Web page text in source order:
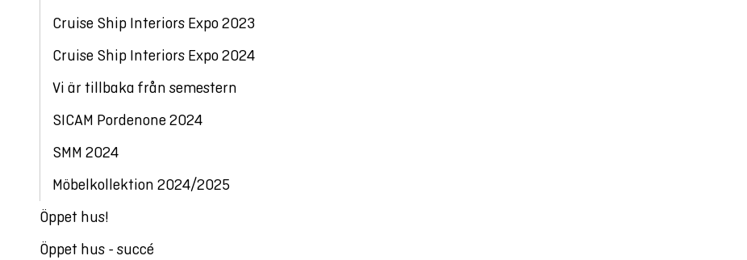
Cruise Ship Interiors Expo 2023
Cruise Ship Interiors Expo 2024
Vi är tillbaka från semestern
SICAM Pordenone 2024
SMM 2024
Möbelkollektion 2024/2025
Öppet hus!
Öppet hus - succé